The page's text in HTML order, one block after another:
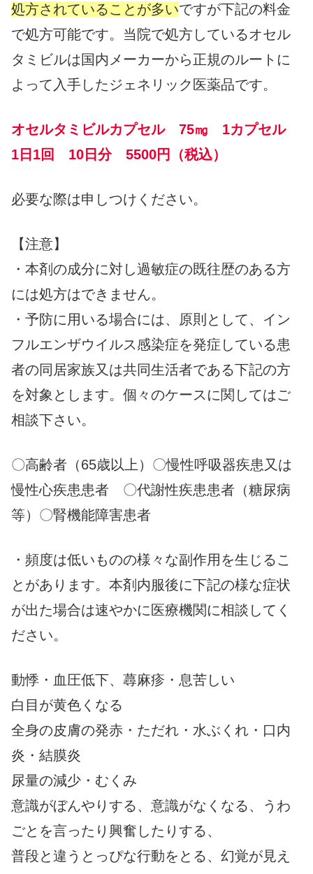
処方されていることが多いですが下記の料金
で処方可能です。当院で処方しているオセル
タミビルは国内メーカーから正規のルートに
よって入手したジェネリック医薬品です。
オセルタミビルカプセル 75㎎ 1カプセル
1日1回 10日分 5500円（税込）
必要な際は申しつけください。
【注意】
・本剤の成分に対し過敏症の既往歴のある方
には処方はできません。
・予防に用いる場合には、原則として、イン
フルエンザウイルス感染症を発症している患
者の同居家族又は共同生活者である下記の方
を対象とします。個々のケースに関してはご
相談下さい。
〇高齢者（65歳以上）〇慢性呼吸器疾患又は
慢性心疾患患者 〇代謝性疾患患者（糖尿病
等）〇腎機能障害患者
・頻度は低いものの様々な副作用を生じるこ
とがあります。本剤内服後に下記の様な症状
が出た場合は速やかに医療機関に相談してく
ださい。
動悸・血圧低下、蕁麻疹・息苦しい
白目が黄色くなる
全身の皮膚の発赤・ただれ・水ぶくれ・口内
炎・結膜炎
尿量の減少・むくみ
意識がぼんやりする、意識がなくなる、うわ
ごとを言ったり興奮したりする、
普段と違うとっぴな行動をとる、幻覚が見え